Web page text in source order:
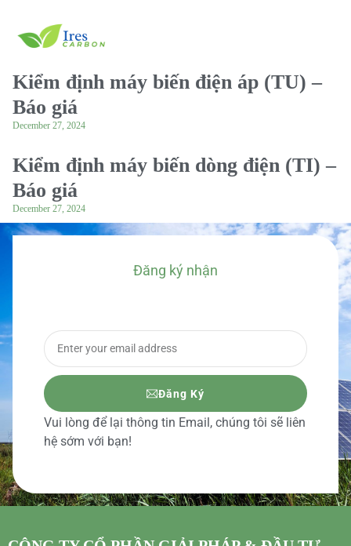
Kiểm định máy biến điện áp (TU) –
Báo giá
December 27, 2024
Kiểm định máy biến dòng điện (TI) –
Báo giá
December 27, 2024
Đăng ký nhận
Đăng Ký
Vui lòng để lại thông tin Email, chúng tôi sẽ liên
hệ sớm với bạn!